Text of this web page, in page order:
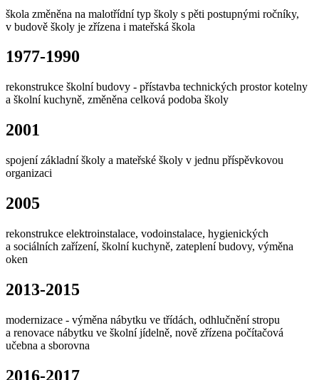
škola změněna na malotřídní typ školy s pěti postupnými ročníky,
v budově školy je zřízena i mateřská škola
1977-1990
rekonstrukce školní budovy - přístavba technických prostor kotelny
a školní kuchyně, změněna celková podoba školy
2001
spojení základní školy a mateřské školy v jednu příspěvkovou
organizaci
2005
rekonstrukce elektroinstalace, vodoinstalace, hygienických
a sociálních zařízení, školní kuchyně, zateplení budovy, výměna
oken
2013-2015
modernizace - výměna nábytku ve třídách, odhlučnění stropu
a renovace nábytku ve školní jídelně, nově zřízena počítačová
učebna a sborovna
2016-2017